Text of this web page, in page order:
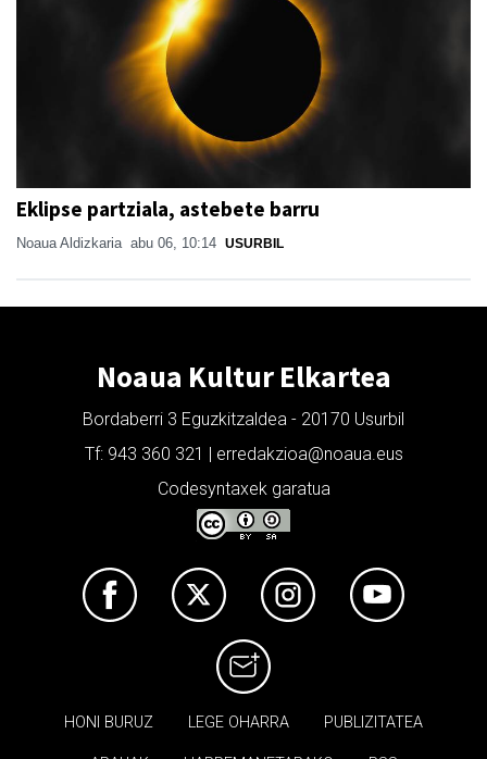
Eklipse partziala, astebete barru
Noaua Aldizkaria abu 06, 10:14 USURBIL
Noaua Kultur Elkartea
Bordaberri 3 Eguzkitzaldea - 20170 Usurbil
Tf: 943 360 321 | erredakzioa@noaua.eus
Codesyntaxek garatua
HONI BURUZ LEGE OHARRA PUBLIZITATEA